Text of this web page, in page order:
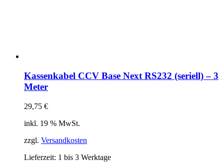
Kassenkabel CCV Base Next RS232 (seriell) – 3
Meter
29,75 €
inkl. 19 % MwSt.
zzgl. Versandkosten
Lieferzeit: 1 bis 3 Werktage